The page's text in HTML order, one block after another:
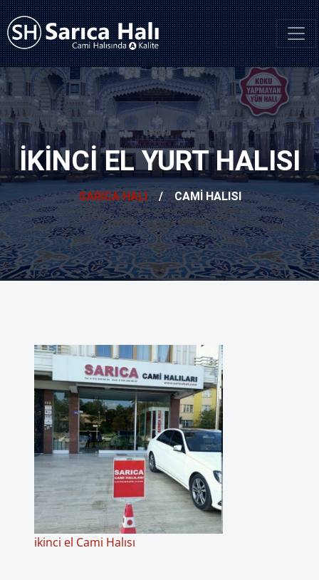
IKINCI EL YURT HALISI
SARICA HALI / CAMI HALISI
ikinci el Cami Halısı